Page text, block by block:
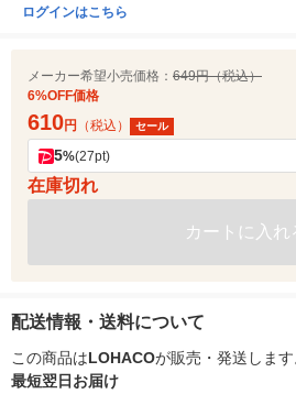
ログインはこちら
メーカー希望小売価格： 649円（税込）
6%OFF価格
610円 （税込） セール
5%(27pt)
在庫切れ
カートに入れ
配送情報・送料について
この商品はLOHACOが販売・発送します
最短翌日お届け